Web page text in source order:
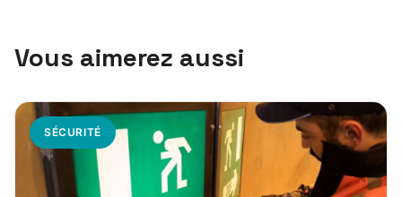
Vous aimerez aussi
SÉCURITÉ